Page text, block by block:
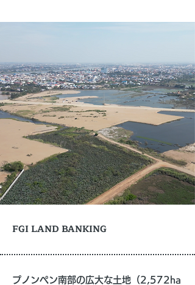
FGI LAND BANKING
プノンペン南部の広大な土地（2,572ha